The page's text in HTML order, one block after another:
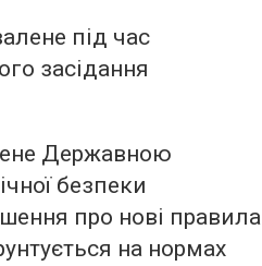
під час
засідання
Державною
безпеки
про нові правила
на нормах